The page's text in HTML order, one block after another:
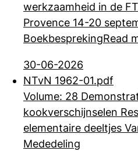
werkzaamheid in de
Provence 14-20
BoekbesprekingRead
30-06-2026
NTvN 1962-01.pdf
Volume: 28
kookverschijnselen
elementaire deeltjes
Mededeling